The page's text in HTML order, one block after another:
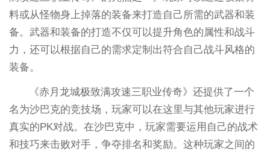
料或从怪物身上掉落的装备来打造自己所需的武器和装
备。武器和装备的打造不仅可以提升角色的属性和战斗
力，还可以根据自己的需求定制出符合自己战斗风格的
装备。
《赤月龙城极致满攻速三职业传奇》还提供了一个
名为沙巴克的竞技场，玩家可以在这里与其他玩家进行
真实的PK对战。在沙巴克中，玩家需要运用自己的战术
和技巧来击败对手，争夺排名和奖励。这种玩家之间的